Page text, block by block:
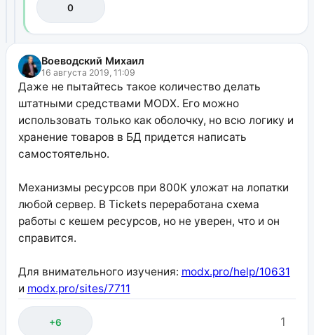
0
Воеводский Михаил
16 августа 2019, 11:09
Даже не пытайтесь такое количество делать
штатными средствами MODX. Его можно
использовать только как оболочку, но всю логику и
хранение товаров в БД придется написать
самостоятельно.
Механизмы ресурсов при 800К уложат на лопатки
любой сервер. В Tickets переработана схема
работы с кешем ресурсов, но не уверен, что и он
справится.
Для внимательного изучения: modx.pro/help/10631
и modx.pro/sites/7711
+6 1